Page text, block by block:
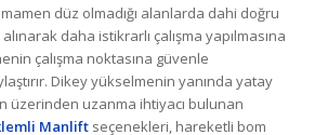
düz olmadığı alanlarda dahi doğru
daha istikrarlı çalışma yapılmasına
çalışma noktasına güvenle
Dikey yükselmenin yanında yatay
üzerinden uzanma ihtiyacı bulunan
Manliftseçenekleri, hareketli bom